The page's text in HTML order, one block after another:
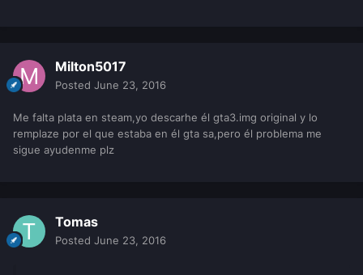
Milton5017
Posted June 23, 2016
Me falta plata en steam,yo descarhe él gta3.img original y lo
remplaze por el que estaba en él gta sa,pero él problema me
sigue ayudenme plz
Tomas
Posted June 23, 2016